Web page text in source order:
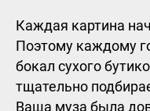
Каждая картина
Поэтому каждому
бокал сухого
тщательно
Ваша муза была